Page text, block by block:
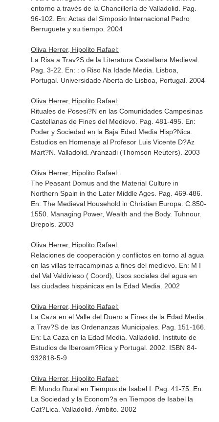
entorno a través de la Chancillería de Valladolid. Pag.
96-102. En: Actas del Simposio Internacional Pedro
Berruguete y su tiempo. 2004
Oliva Herrer, Hipolito Rafael:
La Risa a Trav?S de la Literatura Castellana Medieval.
Pag. 3-22. En: : o Riso Na Idade Media . Lisboa,
Portugal. Universidade Aberta de Lisboa, Portugal. 2004
Oliva Herrer, Hipolito Rafael:
Rituales de Posesi?N en las Comunidades Campesinas
Castellanas de Fines del Medievo. Pag. 481-495. En:
Poder y Sociedad en la Baja Edad Media Hisp?Nica.
Estudios en Homenaje al Profesor Luis Vicente D?Az
Mart?N . Valladolid. Aranzadi (Thomson Reuters). 2003
Oliva Herrer, Hipolito Rafael:
The Peasant Domus and the Material Culture in
Northern Spain in the Later Middle Ages. Pag. 469-486.
En: The Medieval Household in Christian Europa. C.850-
1550. Managing Power, Wealth and the Body. Tuhnour.
Brepols. 2003
Oliva Herrer, Hipolito Rafael:
Relaciones de cooperación y conflictos en torno al agua
en las villas terracampinas a fines del medievo. En: M I
del Val Valdivieso ( Coord), Usos sociales del agua en
las ciudades hispánicas en la Edad Media . 2002
Oliva Herrer, Hipolito Rafael:
La Caza en el Valle del Duero a Fines de la Edad Media
a Trav?S de las Ordenanzas Municipales. Pag. 151-166.
En: La Caza en la Edad Media . Valladolid. Instituto de
Estudios de Iberoam?Rica y Portugal. 2002. ISBN 84-
932818-5-9
Oliva Herrer, Hipolito Rafael:
El Mundo Rural en Tiempos de Isabel I. Pag. 41-75. En:
La Sociedad y la Econom?a en Tiempos de Isabel la
Cat?Lica . Valladolid. Ámbito. 2002